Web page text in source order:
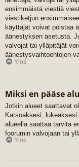
ensimmäistä viestiä
viestiketjun
käyttäjät voivat poistaa
äänestyksen asetusta.
valvojat tai ylläpitäjät
äänestysvaihtoehtojen
Ylös
Miksi en pääse
Jotkin alueet saattavat
Katsoaksesi,
alueella saattaa tarvita
foorumin valvojaan tai
Ylös